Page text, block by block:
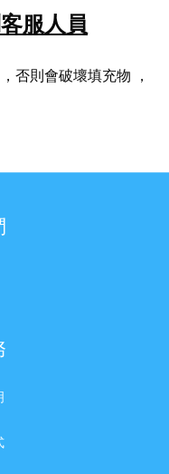
服人員
，否則會破壞填充物 ，